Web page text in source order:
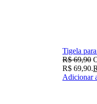
Tigela
R$69,90
R$ 69,90.
Adicionar